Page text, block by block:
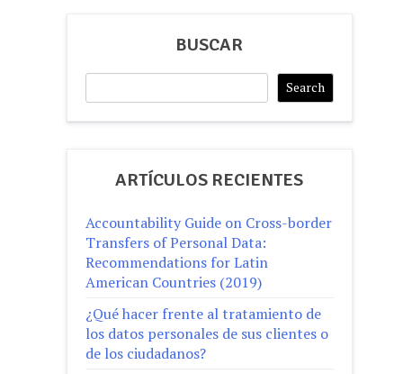
BUSCAR
Search
ARTÍCULOS RECIENTES
Accountability Guide on Cross-border
Transfers of Personal Data:
Recommendations for Latin
American Countries (2019)
¿Qué hacer frente al tratamiento de
los datos personales de sus clientes o
de los ciudadanos?